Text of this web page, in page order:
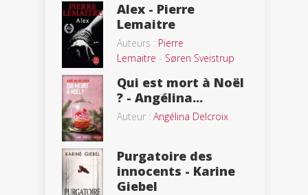
Alex - Pierre
Lemaitre
Auteurs : Pierre
Lemaitre - Søren Sveistrup
Qui est mort à Noël
? - Angélina...
Auteur : Angélina Delcroix
Purgatoire des
innocents - Karine
Giebel